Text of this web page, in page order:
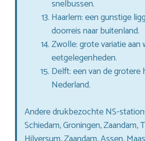
snelbussen.
Haarlem: een gunstige
doorreis naar buitenland.
Zwolle: grote variatie aan
eetgelegenheden.
Delft: een van de grotere
Nederland.
Andere drukbezochte NS-
Schiedam, Groningen, Zaandam,